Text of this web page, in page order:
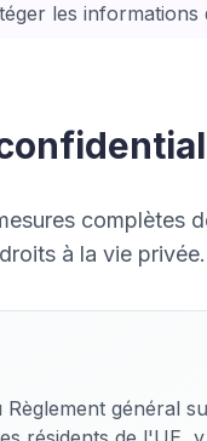
les informations
complètes
à la vie privée.
général